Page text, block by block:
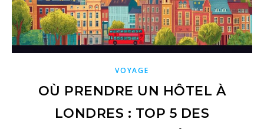
VOYAGE
OÙ PRENDRE UN HÔTEL À
LONDRES : TOP 5 DES